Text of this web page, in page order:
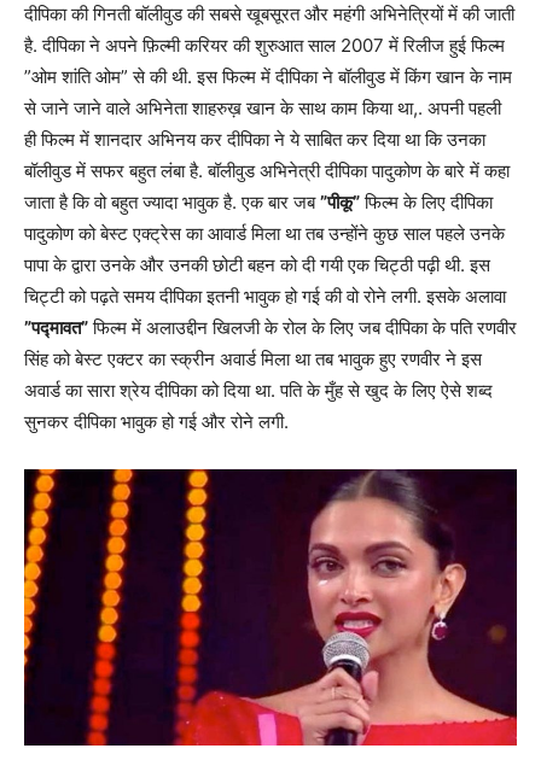
दीपिका की गिनती बॉलीवुड की सबसे खूबसूरत और महंगी अभिनेत्रियों में की जाती
है. दीपिका ने अपने फ़िल्मी करियर की शुरुआत साल 2007 में रिलीज हुई फिल्म
”ओम शांति ओम” से की थी. इस फिल्म में दीपिका ने बॉलीवुड में किंग खान के नाम
से जाने जाने वाले अभिनेता शाहरुख़ खान के साथ काम किया था,. अपनी पहली
ही फिल्म में शानदार अभिनय कर दीपिका ने ये साबित कर दिया था कि उनका
बॉलीवुड में सफर बहुत लंबा है. बॉलीवुड अभिनेत्री दीपिका पादुकोण के बारे में कहा
जाता है कि वो बहुत ज्यादा भावुक है. एक बार जब”पीकू”फिल्म के लिए दीपिका
पादुकोण को बेस्ट एक्ट्रेस का आवार्ड मिला था तब उन्होंने कुछ साल पहले उनके
पापा के द्वारा उनके और उनकी छोटी बहन को दी गयी एक चिट्ठी पढ़ी थी. इस
चिट्टी को पढ़ते समय दीपिका इतनी भावुक हो गई की वो रोने लगी. इसके अलावा
”पद्मावत”फिल्म में अलाउद्दीन खिलजी के रोल के लिए जब दीपिका के पति रणवीर
सिंह को बेस्ट एक्टर का स्क्रीन अवार्ड मिला था तब भावुक हुए रणवीर ने इस
अवार्ड का सारा श्रेय दीपिका को दिया था. पति के मुँह से खुद के लिए ऐसे शब्द
सुनकर दीपिका भावुक हो गई और रोने लगी.